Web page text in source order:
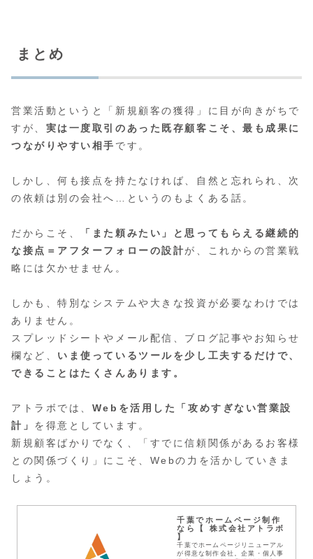
まとめ
営業活動というと「新規顧客の獲得」に目が向きがちで
すが、 実は一度取引のあった既存顧客こそ、最も成果に
つながりやすい相手 です。
しかし、何も接点を持たなければ、自然と忘れられ、次
の依頼は別の会社へ…というのもよくある話。
だからこそ、
「また頼みたい」と思ってもらえる継続的
な接点＝アフターフォローの設計が、これからの営業戦
略には欠かせません。
しかも、特別なシステムや大きな投資が必要なわけでは
ありません。
スプレッドシートやメール配信、ブログ記事やお知らせ
欄など、 いま使っているツールを少し工夫するだけで、
できることはたくさんあります。
アトラボでは、 Webを活用した「攻めすぎない営業設
計」 を得意としています。
新規顧客ばかりでなく、「すでに信頼関係があるお客様
との関係づくり」にこそ、Webの力を活かしていきま
しょう。
千葉でホームページ制作
なら【 株式会社アトラボ
】
千葉でホームページリニューアル
が得意な制作会社。企業・個人事